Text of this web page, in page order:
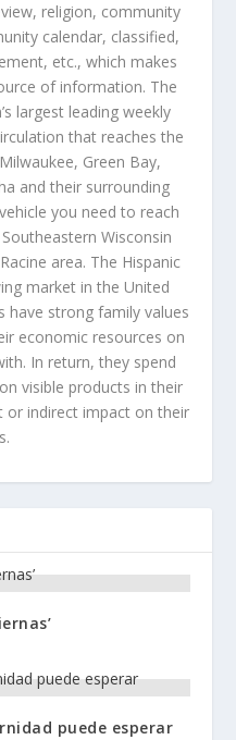
religion, community
calendar, classified,
etc., which makes
of information. The
largest leading weekly
that reaches the
Green Bay,
and their surrounding
you need to reach
Wisconsin
area. The Hispanic
market in the United
have strong family values
economic resources on
In return, they spend
visible products in their
or indirect impact on their
puede esperar